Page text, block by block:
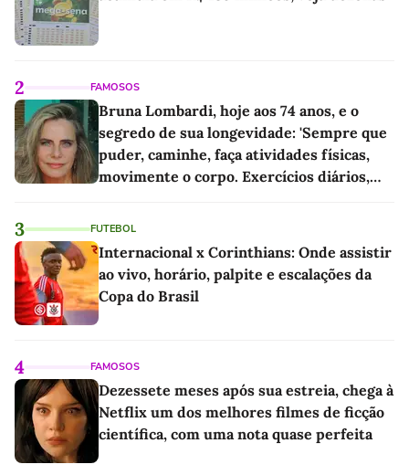
2 FAMOSOS
Bruna Lombardi, hoje aos 74 anos, e o
segredo de sua longevidade: 'Sempre que
puder, caminhe, faça atividades físicas,
movimente o corpo. Exercícios diários,
3 FUTEBOL
Internacional x Corinthians: Onde assistir
ao vivo, horário, palpite e escalações da
Copa do Brasil
4 FAMOSOS
Dezessete meses após sua estreia, chega à
Netflix um dos melhores filmes de ficção
científica, com uma nota quase perfeita